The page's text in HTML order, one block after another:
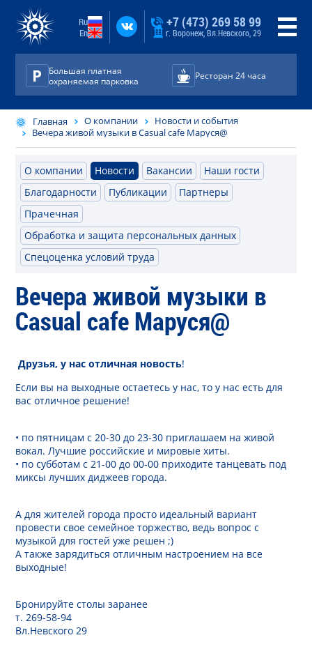
Ru
En
+7 (473) 269 58 99
г. Воронеж, Вл.Невского, 29
Большая платная
охраняемая парковка
Ресторан 24 часа
Главная О компании
Новости и события
Вечера живой музыки в Casual cafe Маруся@
О компании Новости Вакансии
Наши гости
Благодарности
Публикации
Партнеры
Прачечная
Обработка и защита персональных данных
Спецоценка условий труда
Вечера живой музыки в
Casual cafe Маруся@
Друзья, у нас отличная новость!
Если вы на выходные остаетесь у нас, то у нас есть для
вас отличное решение!
• по пятницам с 20-30 до 23-30 приглашаем на живой
вокал. Лучшие российские и мировые хиты.
• по субботам с 21-00 до 00-00 приходите танцевать под
миксы лучших диджеев города.
А для жителей города просто идеальный вариант
провести свое семейное торжество, ведь вопрос с
музыкой для гостей уже решен ;)
А также зарядиться отличным настроением на все
выходные!
Бронируйте столы заранее
т. 269-58-94
Вл.Невского 29